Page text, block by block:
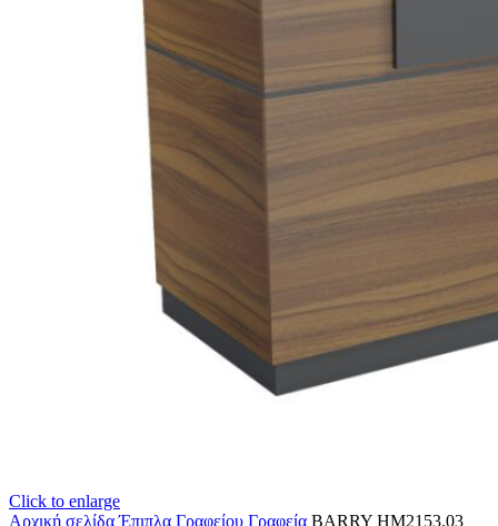
Click to enlarge
Αρχική σελίδαΈπιπλα Γραφείου Γραφεία BARRY HM2153.03